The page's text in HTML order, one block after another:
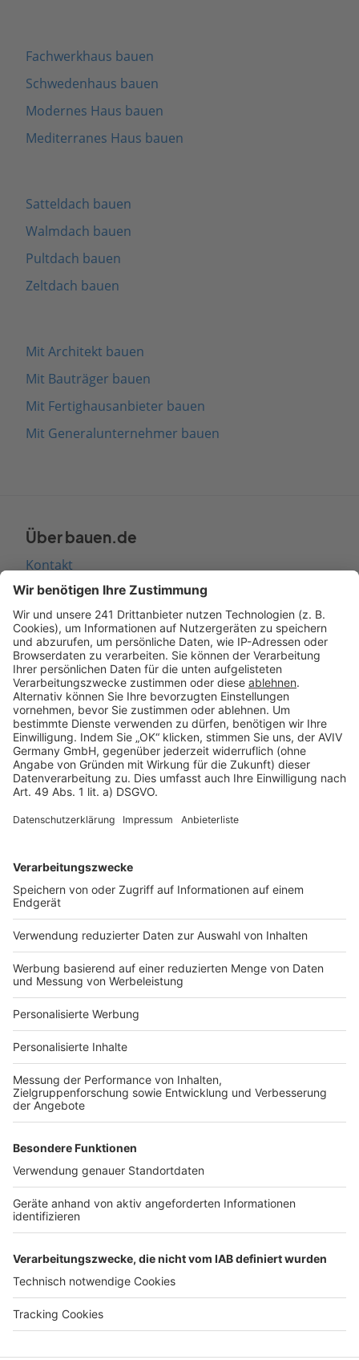
Fachwerkhaus bauen
Schwedenhaus bauen
Modernes Haus bauen
Mediterranes Haus bauen
Satteldach bauen
Walmdach bauen
Pultdach bauen
Zeltdach bauen
Mit Architekt bauen
Mit Bauträger bauen
Mit Fertighausanbieter bauen
Mit Generalunternehmer bauen
Über bauen.de
Kontakt
Seitenaufbau
Barrierefreiheit
Cookie Einstellungen
Rechtliches
AGB-Übersicht
Datenschutz
Impressum
Services
Bauprojekt-Quiz
Häuser-Suche
Hausanbieter-Suche
Bauprojekt-Profil
Für Unternehmen
Ihre Baufirma auf bauen.de
Kostenloses Infogespräch